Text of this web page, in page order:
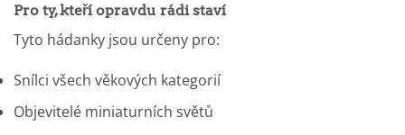
Pro ty, kteří opravdu rádi staví
Tyto hádanky jsou určeny pro:
Snílci všech věkových kategorií
Objevitelé miniaturních světů